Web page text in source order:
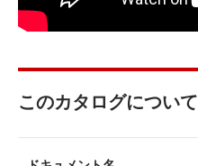
このカタログについて